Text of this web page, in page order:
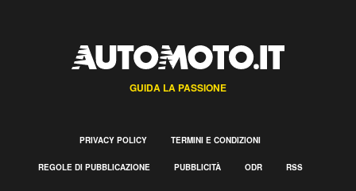
GUIDA LA PASSIONE
PRIVACY POLICY TERMINI E CONDIZIONI
REGOLE DI PUBBLICAZIONE PUBBLICITÀ ODR RSS